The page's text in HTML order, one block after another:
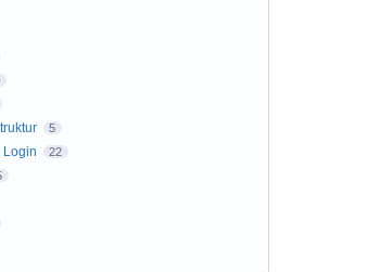
5
Login 22